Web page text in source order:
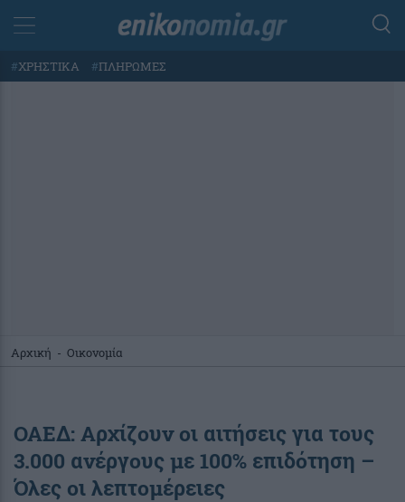
#ΧΡΗΣΤΙΚΑ #ΠΛΗΡΩΜΕΣ
Αρχική - Οικονομία
ΟΑΕΔ: Αρχίζουν οι αιτήσεις για τους
3.000 ανέργους με 100% επιδότηση –
Όλες οι λεπτομέρειες